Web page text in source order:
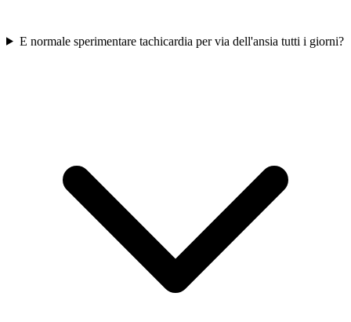
E normale sperimentare tachicardia per via dell'ansia tutti i giorni?